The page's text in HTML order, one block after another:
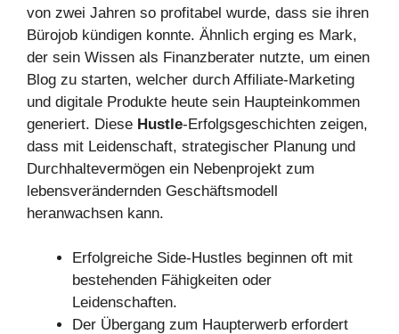
von zwei Jahren so profitabel wurde, dass sie ihren
Bürojob kündigen konnte. Ähnlich erging es Mark,
der sein Wissen als Finanzberater nutzte, um einen
Blog zu starten, welcher durch Affiliate-Marketing
und digitale Produkte heute sein Haupteinkommen
generiert. Diese Hustle-Erfolgsgeschichten zeigen,
dass mit Leidenschaft, strategischer Planung und
Durchhaltevermögen ein Nebenprojekt zum
lebensverändernden Geschäftsmodell
heranwachsen kann.
Erfolgreiche Side-Hustles beginnen oft mit
bestehenden Fähigkeiten oder
Leidenschaften.
Der Übergang zum Haupterwerb erfordert